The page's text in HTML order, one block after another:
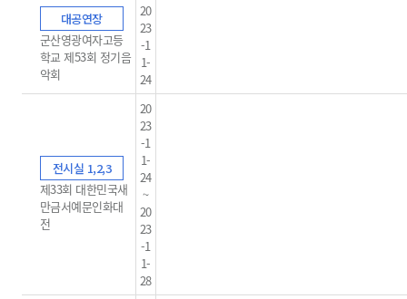
대공연장
군산영광여자고등
학교 제53회 정기음
악회
20
23
-1
1-
24
전시실 1,2,3
제33회 대한민국새
만금서예문인화대
전
20
23
-1
1-
24
~
20
23
-1
1-
28